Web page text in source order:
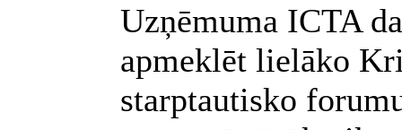
Uzņēmuma ICTA
apmeklēt lielāko
starptautisko